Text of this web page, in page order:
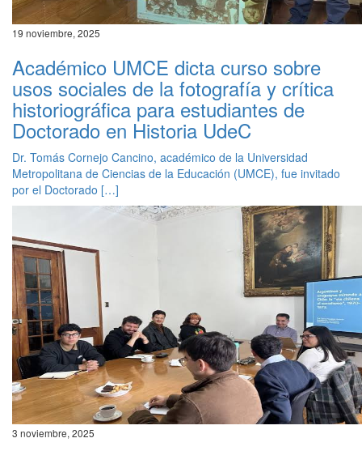
19 noviembre, 2025
Académico UMCE dicta curso sobre
usos sociales de la fotografía y crítica
historiográfica para estudiantes de
Doctorado en Historia UdeC
Dr. Tomás Cornejo Cancino, académico de la Universidad
Metropolitana de Ciencias de la Educación (UMCE), fue invitado
por el Doctorado […]
3 noviembre, 2025